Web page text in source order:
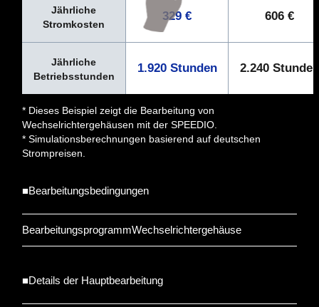
Jährliche
Stromkosten
329 € 606 €
Jährliche
Betriebsstunden
1.920 Stunden 2.240 Stunden
* Dieses Beispiel zeigt die Bearbeitung von
Wechselrichtergehäusen mit der SPEEDIO.
* Simulationsberechnungen basierend auf deutschen
Strompreisen.
■Bearbeitungsbedingungen
BearbeitungsprogrammWechselrichtergehäuse
■Details der Hauptbearbeitung